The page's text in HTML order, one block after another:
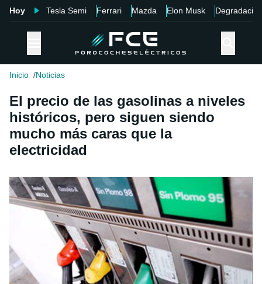
Hoy Tesla Semi Ferrari Mazda Elon Musk Degradación
Inicio Noticias
El precio de las gasolinas a niveles
históricos, pero siguen siendo
mucho más caras que la
electricidad